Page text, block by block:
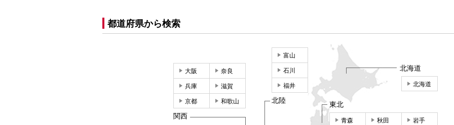
都道府県から検索
北海道
北海道
東北
青森 秋田 岩手
富山
石川
福井
北陸
大阪 奈良
兵庫 滋賀
京都 和歌山
関西